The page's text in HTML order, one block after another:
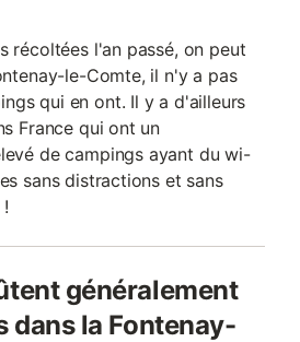
récoltées l'an passé, on peut
le-Comte, il n'y a pas
qui en ont. Il y a d'ailleurs
France qui ont un
de campings ayant du wi-
sans distractions et sans
généralement
dans la Fontenay-